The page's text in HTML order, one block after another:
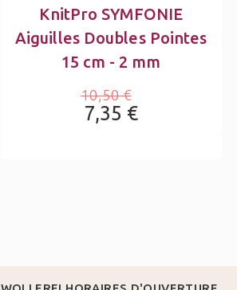
KnitPro SYMFONIE
Aiguilles Doubles Pointes
15 cm - 2 mm
10,50 €
7,35 €